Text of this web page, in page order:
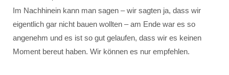
Im Nachhinein kann man sagen – wir sagten ja, dass wir
eigentlich gar nicht bauen wollten – am Ende war es so
angenehm und es ist so gut gelaufen, dass wir es keinen
Moment bereut haben. Wir können es nur empfehlen.